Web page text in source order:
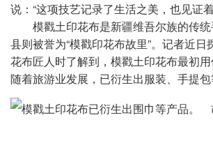
说：“这项技艺记录了生活之美，也见证
模戳土印花布是新疆维吾尔族的传
县则被誉为“模戳印花布故里”。记者近日
花布匠人时了解到，模戳土印花布最初用
随着旅游业发展，已衍生出服装、手提包